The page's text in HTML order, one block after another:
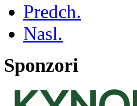
Predch.
Nasl.
Sponzori